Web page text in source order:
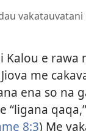
Kalou e rawa
me
ena so na
“ligana
8:3) Me